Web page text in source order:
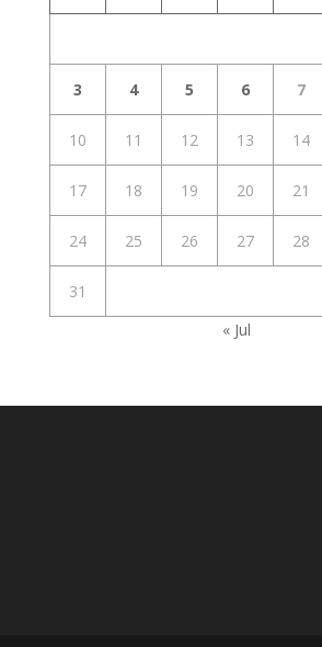
3 4 5 6 7
10 11 12 13 14
17 18 19 20 21
24 25 26 27 28
31
« Jul